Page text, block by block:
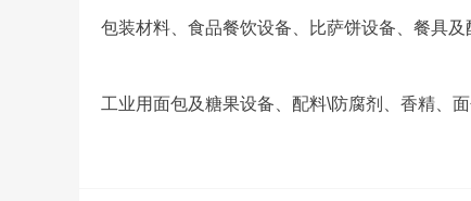
包装材料、食品餐饮设备、比萨饼设备、餐具
工业用面包及糖果设备、配料\防腐剂、香精、